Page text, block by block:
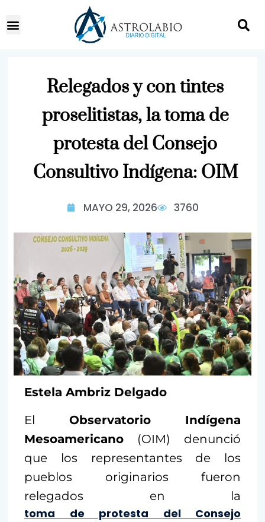
Relegados y con tintes
proselitistas, la toma de
protesta del Consejo
Consultivo Indígena: OIM
MAYO 29, 2026 3760
Estela Ambriz Delgado
El Observatorio Indígena
Mesoamericano (OIM) denunció
que los representantes de los
pueblos originarios fueron
relegados en la
toma de protesta del Consejo